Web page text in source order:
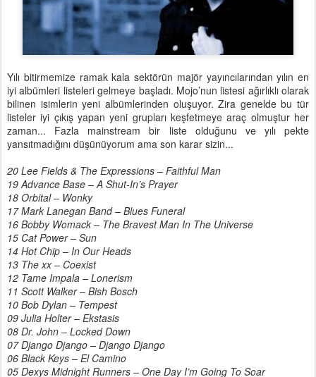
Yılı bitirmemize ramak kala sektörün majör yayıncılarından yılın en
iyi albümleri listeleri gelmeye başladı. Mojo’nun listesi ağırlıklı olarak
bilinen isimlerin yeni albümlerinden oluşuyor. Zira genelde bu tür
listeler iyi çıkış yapan yeni grupları keşfetmeye araç olmuştur her
zaman... Fazla mainstream bir liste olduğunu ve yılı pekte
yansıtmadığını düşünüyorum ama son karar sizin...
20 Lee Fields & The Expressions – Faithful Man
19 Advance Base – A Shut-In’s Prayer
18 Orbital – Wonky
17 Mark Lanegan Band – Blues Funeral
16 Bobby Womack – The Bravest Man In The Universe
15 Cat Power – Sun
14 Hot Chip – In Our Heads
13 The xx – Coexist
12 Tame Impala – Lonerism
11 Scott Walker – Bish Bosch
10 Bob Dylan – Tempest
09 Julia Holter – Ekstasis
08 Dr. John – Locked Down
07 Django Django – Django Django
06 Black Keys – El Camino
05 Dexys Midnight Runners – One Day I’m Going To Soar